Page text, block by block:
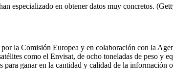
especializado en obtener datos muy concretos.
la Comisión Europea y en colaboración con la
como el Envisat, de ocho toneladas de peso y
para ganar en la cantidad y calidad de la información